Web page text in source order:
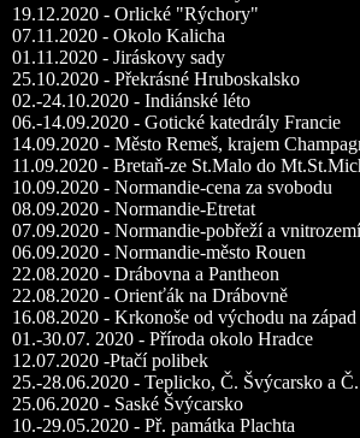
19.12.2020 - Orlické "Rýchory"
07.11.2020 - Okolo Kalicha
01.11.2020 - Jiráskovy sady
25.10.2020 - Překrásné Hruboskalsko
02.-24.10.2020 - Indiánské léto
06.-14.09.2020 - Gotické katedrály Francie
14.09.2020 - Město Remeš, krajem
11.09.2020 - Bretaň-ze St.Malo do
10.09.2020 - Normandie-cena za svobodu
08.09.2020 - Normandie-Etretat
07.09.2020 - Normandie-pobřeží a vnitrozemí
06.09.2020 - Normandie-město Rouen
22.08.2020 - Drábovna a Pantheon
22.08.2020 - Orienťák na Drábovně
16.08.2020 - Krkonoše od východu na západ
01.-30.07. 2020 - Příroda okolo Hradce
12.07.2020 -Ptačí polibek
25.-28.06.2020 - Teplicko, Č. Švýcarsko a
25.06.2020 - Saské Švýcarsko
10.-29.05.2020 - Př. památka Plachta